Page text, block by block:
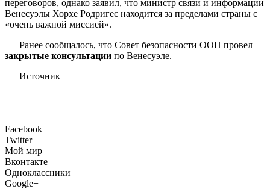
переговоров, однако заявил, что министр связи и информации
Венесуэлы Хорхе Родригес находится за пределами страны с
«очень важной миссией».
Ранее сообщалось, что Совет безопасности ООН провел
закрытые консультации по Венесуэле.
Источник
Facebook
Twitter
Мой мир
Вконтакте
Одноклассники
Google+